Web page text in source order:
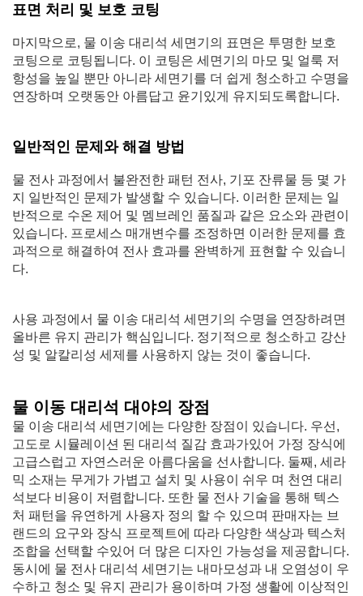
표면 처리 및 보호 코팅
마지막으로, 물 이송 대리석 세면기의 표면은 투명한 보호
코팅으로 코팅됩니다. 이 코팅은 세면기의 마모 및 얼룩 저
항성을 높일 뿐만 아니라 세면기를 더 쉽게 청소하고 수명을
연장하며 오랫동안 아름답고 윤기있게 유지되도록합니다.
일반적인 문제와 해결 방법
물 전사 과정에서 불완전한 패턴 전사, 기포 잔류물 등 몇 가
지 일반적인 문제가 발생할 수 있습니다. 이러한 문제는 일
반적으로 수온 제어 및 멤브레인 품질과 같은 요소와 관련이
있습니다. 프로세스 매개변수를 조정하면 이러한 문제를 효
과적으로 해결하여 전사 효과를 완벽하게 표현할 수 있습니
다.
사용 과정에서 물 이송 대리석 세면기의 수명을 연장하려면
올바른 유지 관리가 핵심입니다. 정기적으로 청소하고 강산
성 및 알칼리성 세제를 사용하지 않는 것이 좋습니다.
물 이동 대리석 대야의 장점
물 이송 대리석 세면기에는 다양한 장점이 있습니다. 우선,
고도로 시뮬레이션 된 대리석 질감 효과가있어 가정 장식에
고급스럽고 자연스러운 아름다움을 선사합니다. 둘째, 세라
믹 소재는 무게가 가볍고 설치 및 사용이 쉬우 며 천연 대리
석보다 비용이 저렴합니다. 또한 물 전사 기술을 통해 텍스
처 패턴을 유연하게 사용자 정의 할 수 있으며 판매자는 브
랜드의 요구와 장식 프로젝트에 따라 다양한 색상과 텍스처
조합을 선택할 수있어 더 많은 디자인 가능성을 제공합니다.
동시에 물 전사 대리석 세면기는 내마모성과 내 오염성이 우
수하고 청소 및 유지 관리가 용이하며 가정 생활에 이상적인